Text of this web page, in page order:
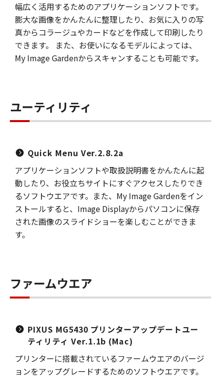
幅広く活用するためのアプリケーションソフトです。
膨大な画像をかんたんに整理したり、お気に入りの写
真からコラージュやカードなどを作成して印刷したり
できます。 また、お使いになるモデルによっては、
My Image Gardenからスキャンすることも可能です。
ユーティリティ
Quick Menu Ver.2.8.2a
アプリケーションソフトや取扱説明書をかんたんに起
動したり、お役立ちサイトにすぐアクセスしたりでき
るソフトウエアです。また、My Image Gardenをイン
ストールすると、Image Displayからパソコンに保存
された画像のスライドショーを楽しむことができま
す。
ファームウエア
PIXUS MG5430 プリンターアップデートユー
ティリティ Ver.1.1b (Mac)
プリンターに搭載されているファームウエアのバージ
ョンをアップグレードするためのソフトウエアです。